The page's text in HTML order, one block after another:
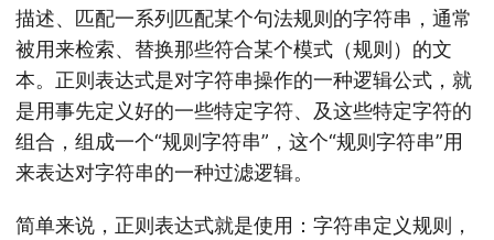
描述、匹配一系列匹配某个句法规则的字符串，通常
被用来检索、替换那些符合某个模式（规则）的文
本。正则表达式是对字符串操作的一种逻辑公式，就
是用事先定义好的一些特定字符、及这些特定字符的
组合，组成一个“规则字符串”，这个“规则字符串”用
来表达对字符串的一种过滤逻辑。
简单来说，正则表达式就是使用：字符串定义规则，